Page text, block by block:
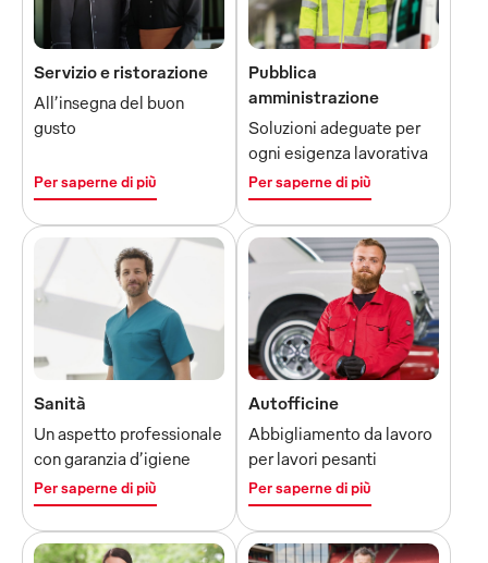
Servizio e ristorazione
All’insegna del buon
gusto
Per saperne di più
Pubblica
amministrazione
Soluzioni adeguate per
ogni esigenza lavorativa
Per saperne di più
Sanità
Un aspetto professionale
con garanzia d’igiene
Per saperne di più
Autofficine
Abbigliamento da lavoro
per lavori pesanti
Per saperne di più